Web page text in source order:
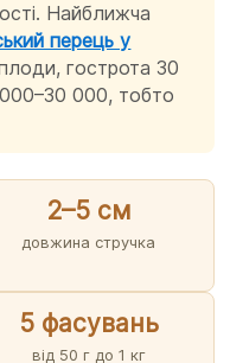
Найближча
перець у
плоди, гострота 30
000, тобто
2–5 см
довжина стручка
5 фасувань
від 50 г до 1 кг